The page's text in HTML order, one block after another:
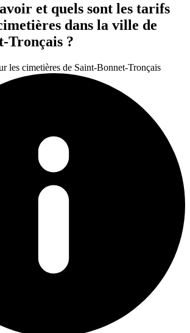
et quels sont les tarifs
dans la ville de
Tronçais ?
les cimetières de Saint-Bonnet-Tronçais